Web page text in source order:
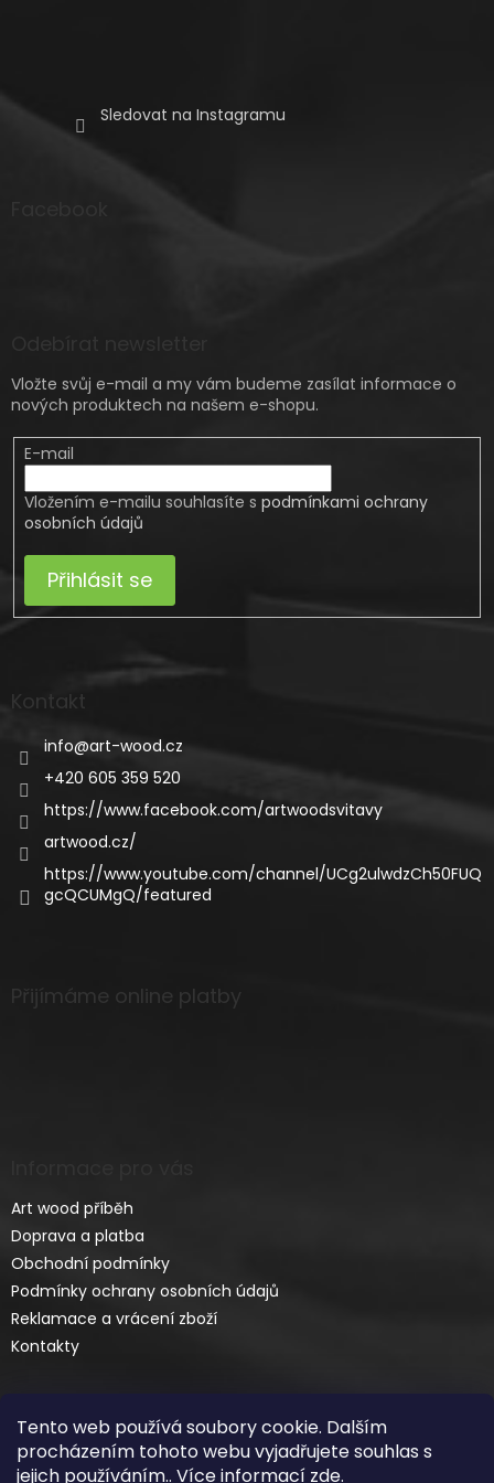
Tento web používá soubory cookie. Dalším
procházením tohoto webu vyjadřujete souhlas s
jejich používáním.. Více informací zde.
Sledovat na Instagramu
Vložte svůj e-mail a my vám budeme zasílat informace o
nových produktech na našem e-shopu.
E-mail
Vložením e-mailu souhlasíte s podmínkami ochrany
osobních údajů
Přihlásit se
Kontakt
info@art-wood.cz
+420 605 359 520
https://www.facebook.com/artwoodsvitavy
artwood.cz/
https://www.youtube.com/channel/UCg2ulwdzCh50FUQ
gcQCUMgQ/featured
Přijímáme online platby
Art wood příběh
Doprava a platba
Obchodní podmínky
Podmínky ochrany osobních údajů
Reklamace a vrácení zboží
Kontakty